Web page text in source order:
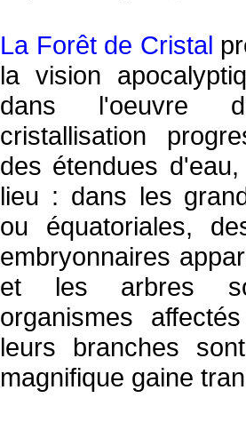
La Forêt de Cristal
la vision
dans l'oeuvre
cristallisation
des étendues
lieu : dans les
ou équatoriales,
embryonnaires
et les arbres
organismes
leurs branches
magnifique gaine